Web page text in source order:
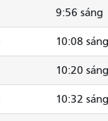
9:56 sáng
10:08 sáng
10:20 sáng
10:32 sáng